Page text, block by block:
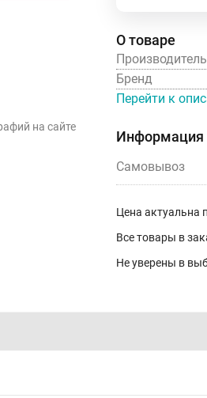
на сайте
О товаре
Производитель
Бренд
Перейти к
Информация
Самовывоз
Цена актуальна
Все товары в
Не уверены в